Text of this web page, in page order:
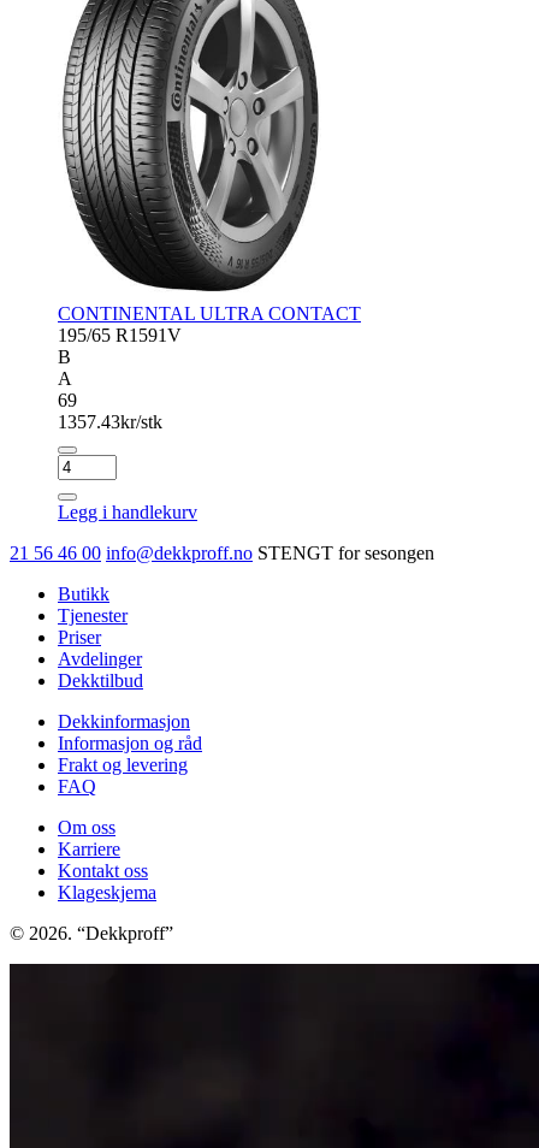
CONTINENTAL ULTRA CONTACT
195/65 R1591V
B
A
69
1357.43kr/stk
CONTINENTAL
ULTRA
CONTACT
antall
Legg i handlekurv
21 56 46 00 info@dekkproff.no STENGT for sesongen
Butikk
Tjenester
Priser
Avdelinger
Dekktilbud
Dekkinformasjon
Informasjon og råd
Frakt og levering
FAQ
Om oss
Karriere
Kontakt oss
Klageskjema
© 2026. “Dekkproff”